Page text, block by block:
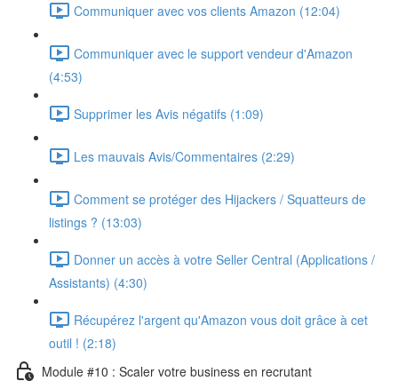
Communiquer avec vos clients Amazon (12:04)
Communiquer avec le support vendeur d'Amazon
(4:53)
Supprimer les Avis négatifs (1:09)
Les mauvais Avis/Commentaires (2:29)
Comment se protéger des Hijackers / Squatteurs de
listings ? (13:03)
Donner un accès à votre Seller Central (Applications /
Assistants) (4:30)
Récupérez l'argent qu'Amazon vous doit grâce à cet
outil ! (2:18)
Module #10 : Scaler votre business en recrutant